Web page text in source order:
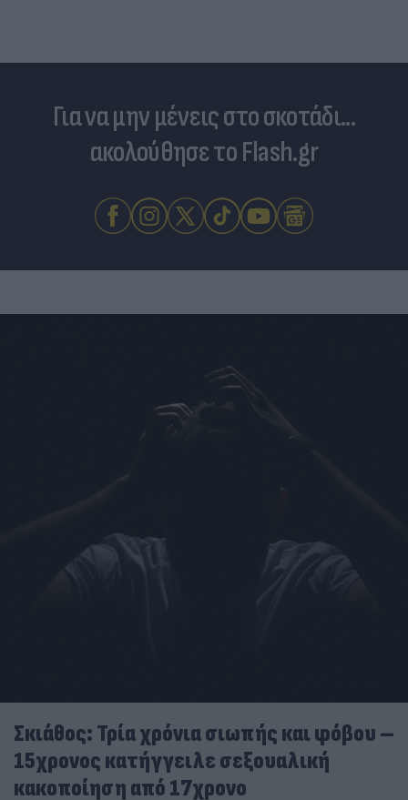
Για να μην μένεις στο σκοτάδι...
ακολούθησε το Flash.gr
Σκιάθος: Τρία χρόνια σιωπής και φόβου –
15χρονος κατήγγειλε σεξουαλική
κακοποίηση από 17χρονο